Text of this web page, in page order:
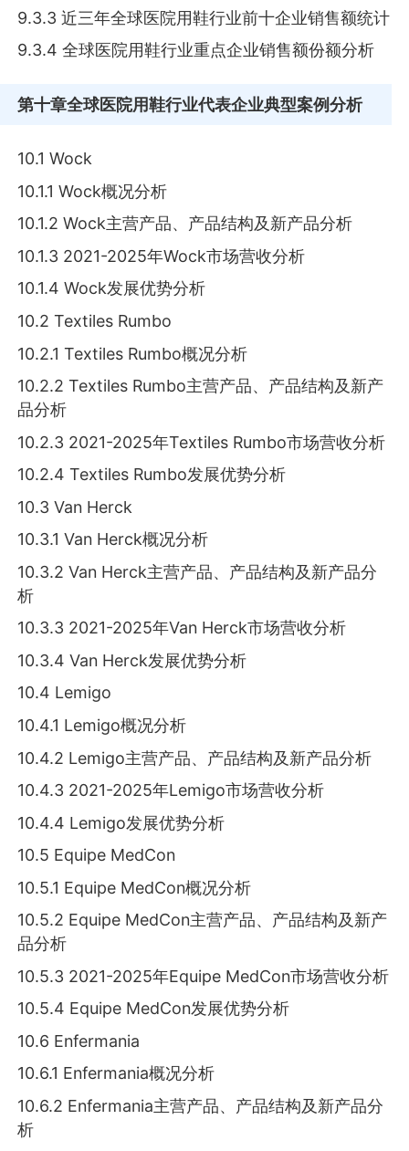
9.3.3 近三年全球医院用鞋行业前十企业销售额统计
9.3.4 全球医院用鞋行业重点企业销售额份额分析
第十章全球医院用鞋行业代表企业典型案例分析
10.1 Wock
10.1.1 Wock概况分析
10.1.2 Wock主营产品、产品结构及新产品分析
10.1.3 2021-2025年Wock市场营收分析
10.1.4 Wock发展优势分析
10.2 Textiles Rumbo
10.2.1 Textiles Rumbo概况分析
10.2.2 Textiles Rumbo主营产品、产品结构及新产
品分析
10.2.3 2021-2025年Textiles Rumbo市场营收分析
10.2.4 Textiles Rumbo发展优势分析
10.3 Van Herck
10.3.1 Van Herck概况分析
10.3.2 Van Herck主营产品、产品结构及新产品分
析
10.3.3 2021-2025年Van Herck市场营收分析
10.3.4 Van Herck发展优势分析
10.4 Lemigo
10.4.1 Lemigo概况分析
10.4.2 Lemigo主营产品、产品结构及新产品分析
10.4.3 2021-2025年Lemigo市场营收分析
10.4.4 Lemigo发展优势分析
10.5 Equipe MedCon
10.5.1 Equipe MedCon概况分析
10.5.2 Equipe MedCon主营产品、产品结构及新产
品分析
10.5.3 2021-2025年Equipe MedCon市场营收分析
10.5.4 Equipe MedCon发展优势分析
10.6 Enfermania
10.6.1 Enfermania概况分析
10.6.2 Enfermania主营产品、产品结构及新产品分
析